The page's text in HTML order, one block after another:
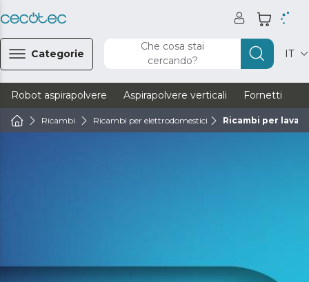
Categorie
Che cosa stai
cercando?
IT
Robot aspirapolvere Aspirapolvere verticali Fornetti
Ricambi Ricambi per elettrodomestici Ricambi per